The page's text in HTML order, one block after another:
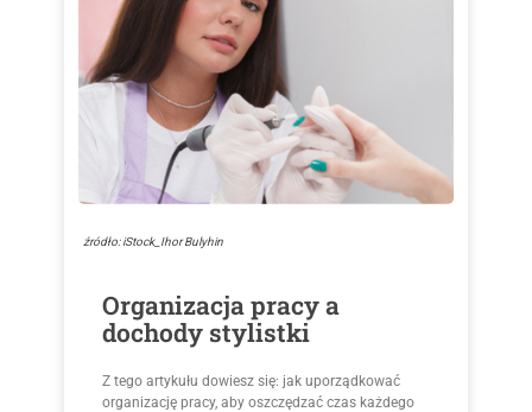
źródło: iStock_Ihor Bulyhin
Organizacja pracy a
dochody stylistki
Z tego artykułu dowiesz się: jak uporządkować
organizację pracy, aby oszczędzać czas każdego